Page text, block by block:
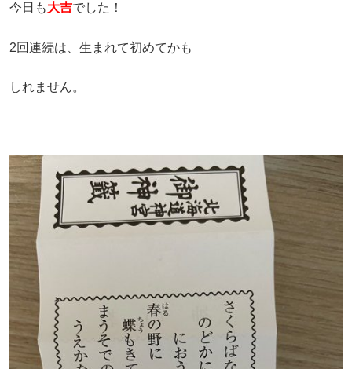
今日も大吉でした！
2回連続は、生まれて初めてかも
しれません。